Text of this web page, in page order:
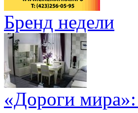
Бренд недели
«Дороги